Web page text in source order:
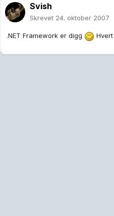
Svish
Skrevet 24. oktober 2007
.NET Framework er digg